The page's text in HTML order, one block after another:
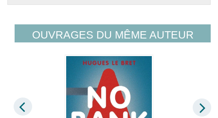
OUVRAGES DU MÊME AUTEUR